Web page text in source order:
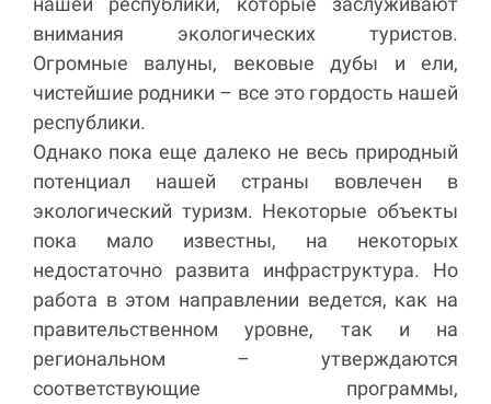
внимания экологических туристов.
Огромные валуны, вековые дубы и ели,
чистейшие родники – все это гордость нашей
республики.
Однако пока еще далеко не весь природный
потенциал нашей страны вовлечен в
экологический туризм. Некоторые объекты
пока мало известны, на некоторых
недостаточно развита инфраструктура. Но
работа в этом направлении ведется, как на
правительственном уровне, так и на
региональном – утверждаются
соответствующие программы,